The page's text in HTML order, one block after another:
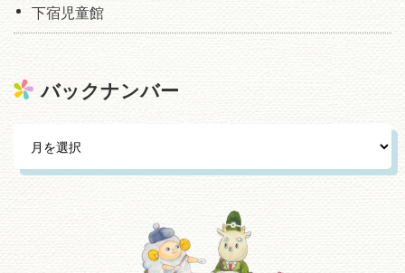
下宿児童館
バックナンバー